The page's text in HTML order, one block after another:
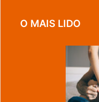
O MAIS LIDO